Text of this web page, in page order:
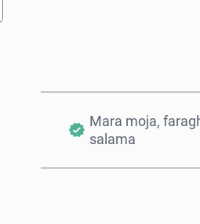
Mara moja,
salama